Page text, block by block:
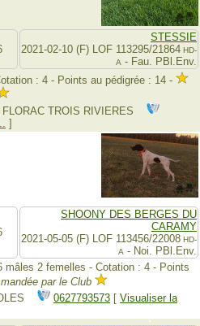
STESSIE
2021-02-10 (F) LOF 113295/21864 HD-
A - Fau. PBl.Env.
: 4 - Points au pédigrée : 14 -
TROIS RIVIERES
]
SHOONY DES BERGES DU
CARAMY
2021-05-05 (F) LOF 113456/22008 HD-
A - Noi. PBl.Env.
mâles 2 femelles - Cotation : 4 - Points
par le Club
0627793573 [ Visualiser la